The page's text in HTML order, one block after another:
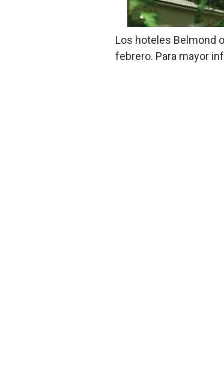
Los hoteles Belmond
febrero. Para mayor